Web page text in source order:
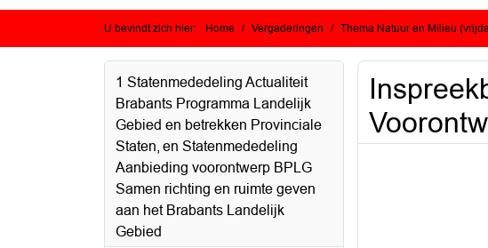
U bevindt zich hier: Home Vergaderingen Thema Natuur en Milieu
1 Statenmededeling Actualiteit
Brabants Programma Landelijk
Gebied en betrekken Provinciale
Staten, en Statenmededeling
Aanbieding voorontwerp BPLG
Samen richting en ruimte geven
aan het Brabants Landelijk
Gebied